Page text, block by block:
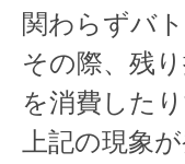
関わらずバ
その際、残
を消費した
上記の現象